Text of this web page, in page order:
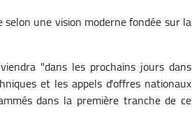
une vision moderne fondée sur la
"dans les prochains jours dans
et les appels d'offres nationaux
dans la première tranche de ce